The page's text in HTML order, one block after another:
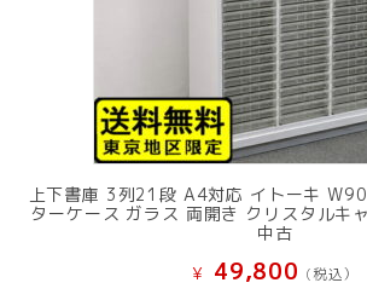
上下書庫 3列21段 A4対応 イトーキ
ターケース ガラス 両開き クリスタルキ
中古
¥ 49,800 (税込）